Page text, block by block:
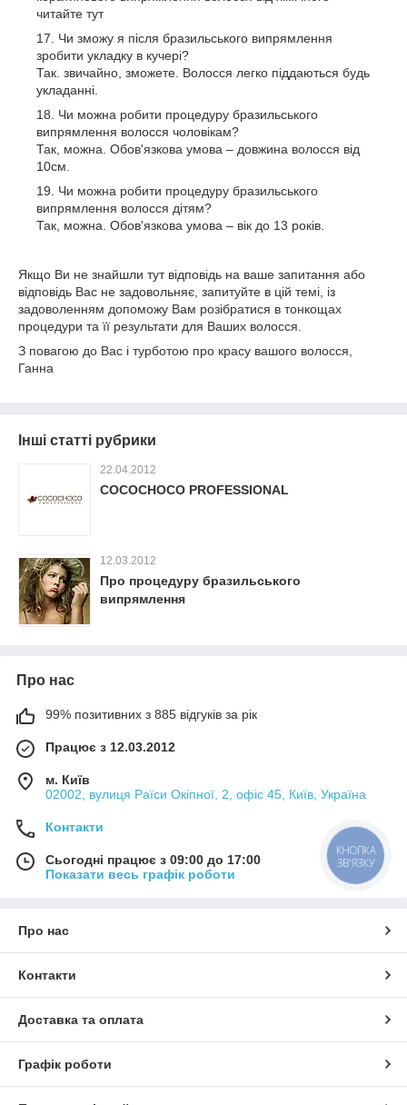
читайте тут
Чи зможу я після бразильського випрямлення
зробити укладку в кучері?
Так. звичайно, зможете. Волосся легко піддаються будь
укладанні.
Чи можна робити процедуру бразильського
випрямлення волосся чоловікам?
Так, можна. Обов'язкова умова – довжина волосся від
10см.
Чи можна робити процедуру бразильського
випрямлення волосся дітям?
Так, можна. Обов'язкова умова – вік до 13 років.
Якщо Ви не знайшли тут відповідь на ваше запитання або
відповідь Вас не задовольняє, запитуйте в цій темі, із
задоволенням допоможу Вам розібратися в тонкощах
процедури та її результати для Ваших волосся.
З повагою до Вас і турботою про красу вашого волосся,
Ганна
Інші статті рубрики
22.04.2012
COCOCHOCO PROFESSIONAL
12.03.2012
Про процедуру бразильського
випрямлення
Про нас
99% позитивних з 885 відгуків за рік
Працює з 12.03.2012
м. Київ
02002, вулиця Раїси Окіпної, 2, офіс 45, Київ, Україна
Контакти
Сьогодні працює з 09:00 до 17:00
Показати весь графік роботи
Про нас
Контакти
Доставка та оплата
Графік роботи
КНОПКА
ЗВ'ЯЗКУ